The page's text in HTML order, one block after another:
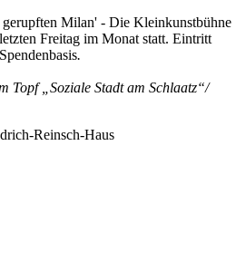
Milan' - Die Kleinkunstbühne
Freitag im Monat statt. Eintritt
.
Topf „Soziale Stadt am Schlaatz“/
Reinsch-Haus